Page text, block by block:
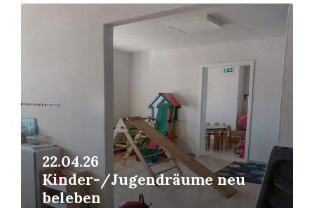
22.04.26
Kinder-/Jugendräume neu
beleben
Mehr